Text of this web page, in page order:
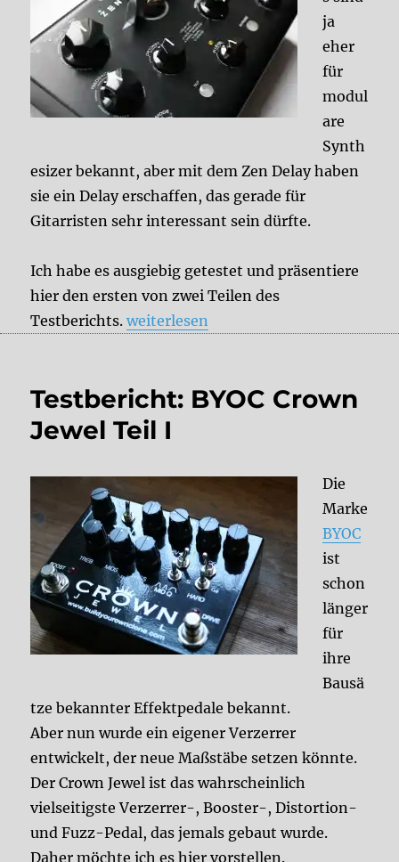
ja
eher
für
modul
are
Synth
esizer bekannt, aber mit dem Zen Delay haben
sie ein Delay erschaffen, das gerade für
Gitarristen sehr interessant sein dürfte.
Ich habe es ausgiebig getestet und präsentiere
hier den ersten von zwei Teilen des
Testberichts.„Review: Erica Synths – Zen Delay
weiterlesen
Testbericht: BYOC Crown
Jewel Teil I
Die
Marke
BYOC
ist
schon
länger
für
ihre
Bausä
tze bekannter Effektpedale bekannt.
Aber nun wurde ein eigener Verzerrer
entwickelt, der neue Maßstäbe setzen könnte.
Der Crown Jewel ist das wahrscheinlich
vielseitigste Verzerrer-, Booster-, Distortion-
und Fuzz-Pedal, das jemals gebaut wurde.
Daher möchte ich es hier vorstellen.